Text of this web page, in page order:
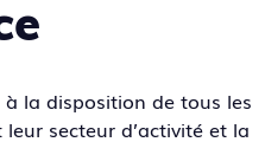
la disposition de tous les
secteur d’activité et la